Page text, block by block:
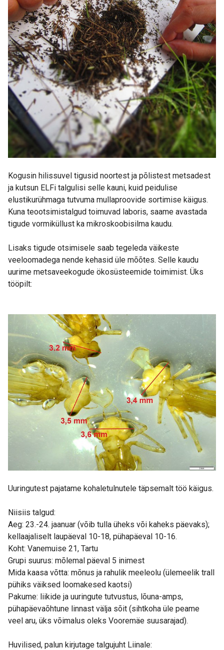
Kogusin hilissuvel tigusid noortest ja põlistest metsadest
ja kutsun ELFi talgulisi selle kauni, kuid peidulise
elustikurühmaga tutvuma mullaproovide sortimise käigus.
Kuna teootsimistalgud toimuvad laboris, saame avastada
tigude vormiküllust ka mikroskoobisilma kaudu.
Lisaks tigude otsimisele saab tegeleda väikeste
veeloomadega nende kehasid üle mõõtes. Selle kaudu
uurime metsaveekogude ökosüsteemide toimimist. Üks
tööpilt:
Uuringutest pajatame kohaletulnutele täpsemalt töö käigus.
Niisiis talgud:
Aeg: 23.-24. jaanuar (võib tulla üheks või kaheks päevaks);
kellaajaliselt laupäeval 10-18, pühapäeval 10-16.
Koht: Vanemuise 21, Tartu
Grupi suurus: mõlemal päeval 5 inimest
Mida kaasa võtta: mõnus ja rahulik meeleolu (ülemeelik trall
pühiks väiksed loomakesed kaotsi)
Pakume: liikide ja uuringute tutvustus, lõuna-amps,
pühapäevaõhtune linnast välja sõit (sihtkoha üle peame
veel aru, üks võimalus oleks Vooremäe suusarajad).
Huvilised, palun kirjutage talgujuht Liinale: